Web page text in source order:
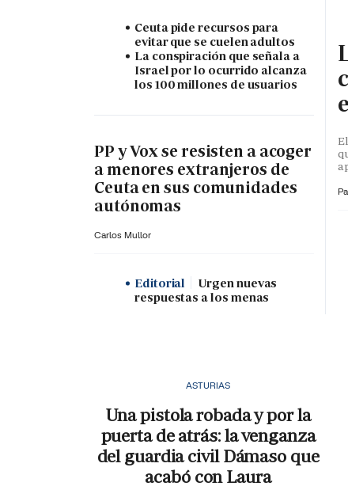
Ceuta pide recursos para
evitar que se cuelen adultos
La conspiración que señala a
Israel por lo ocurrido alcanza
los 100 millones de usuarios
PP y Vox se resisten a acoger
a menores extranjeros de
Ceuta en sus comunidades
autónomas
Carlos Mullor
Editorial
Urgen nuevas
respuestas a los menas
ASTURIAS
Una pistola robada y por la
puerta de atrás: la venganza
del guardia civil Dámaso que
acabó con Laura